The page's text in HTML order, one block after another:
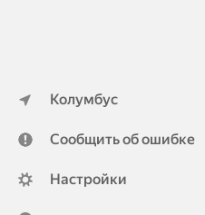
Колумбус
Сообщить об ошибке
Настройки